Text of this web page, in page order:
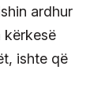
ardhur
kërkesë
ishte që